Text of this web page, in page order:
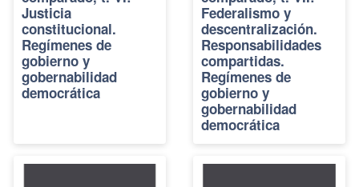
Justicia
constitucional.
Regímenes de
gobierno y
gobernabilidad
democrática
Federalismo y
descentralización.
Responsabilidades
compartidas.
Regímenes de
gobierno y
gobernabilidad
democrática